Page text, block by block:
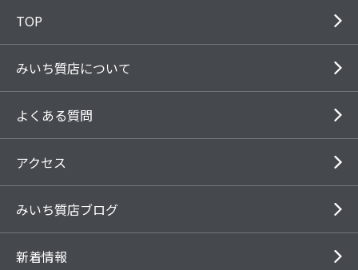
TOP
みいち質店について
よくある質問
アクセス
みいち質店ブログ
新着情報